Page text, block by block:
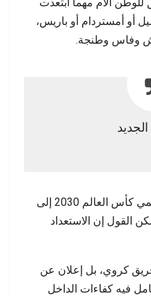
أو أمستردام أو باريس،
وفاس وطنجة.
يستعد المغرب ليكون أحد منظمي كأس العالم 2030 إلى
القول إن الاستعداد
كروي، بل إعلان عن
فيه كفاءات الداخل